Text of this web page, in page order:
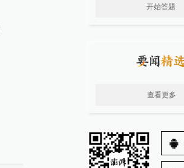
开始答题
查看更多